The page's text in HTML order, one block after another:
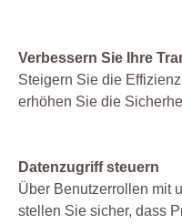
Verbessern Sie Ihre
Steigern Sie die
erhöhen Sie die
Datenzugriff steuern
Über Benutzerrollen mit
stellen Sie sicher, dass